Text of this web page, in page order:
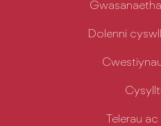
Dolenni
Telerau